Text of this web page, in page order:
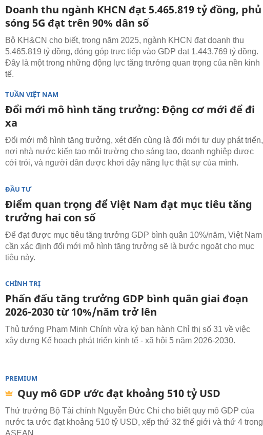
Doanh thu ngành KHCN đạt 5.465.819 tỷ đồng, phủ
sóng 5G đạt trên 90% dân số
Bộ KH&CN cho biết, trong năm 2025, ngành KHCN đạt doanh thu
5.465.819 tỷ đồng, đóng góp trực tiếp vào GDP đạt 1.443.769 tỷ đồng.
Đây là một trong những động lực tăng trưởng quan trọng của nền kinh
tế.
TUẦN VIỆT NAM
Đổi mới mô hình tăng trưởng: Động cơ mới để đi
xa
Đổi mới mô hình tăng trưởng, xét đến cùng là đổi mới tư duy phát triển,
nơi nhà nước kiến tạo môi trường cho sáng tạo, doanh nghiệp được
cởi trói, và người dân được khơi dậy năng lực thật sự của mình.
ĐẦU TƯ
Điểm quan trọng để Việt Nam đạt mục tiêu tăng
trưởng hai con số
Để đạt được mục tiêu tăng trưởng GDP bình quân 10%/năm, Việt Nam
cần xác định đổi mới mô hình tăng trưởng sẽ là bước ngoặt cho mục
tiêu này.
CHÍNH TRỊ
Phấn đấu tăng trưởng GDP bình quân giai đoạn
2026-2030 từ 10%/năm trở lên
Thủ tướng Phạm Minh Chính vừa ký ban hành Chỉ thị số 31 về việc
xây dựng Kế hoạch phát triển kinh tế - xã hội 5 năm 2026-2030.
PREMIUM
Quy mô GDP ước đạt khoảng 510 tỷ USD
Thứ trưởng Bộ Tài chính Nguyễn Đức Chi cho biết quy mô GDP của
nước ta ước đạt khoảng 510 tỷ USD, xếp thứ 32 thế giới và thứ 4 trong
ASEAN.